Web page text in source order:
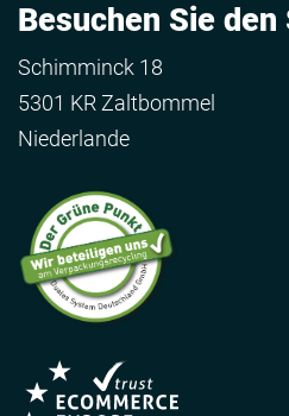
Besuchen Sie den
Schimminck 18
5301 KR Zaltbommel
Niederlande